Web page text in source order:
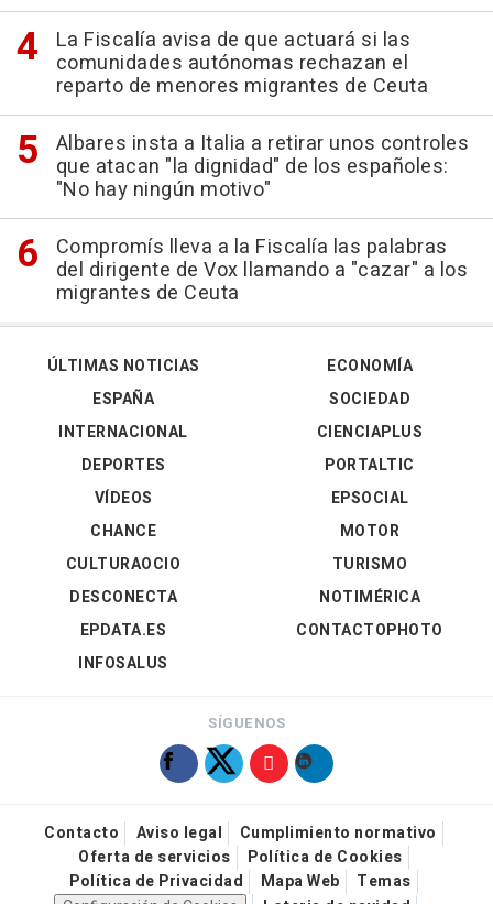
La Fiscalía avisa de que actuará si las
comunidades autónomas rechazan el
reparto de menores migrantes de Ceuta
Albares insta a Italia a retirar unos controles
que atacan "la dignidad" de los españoles:
"No hay ningún motivo"
Compromís lleva a la Fiscalía las palabras
del dirigente de Vox llamando a "cazar" a los
migrantes de Ceuta
ÚLTIMAS NOTICIAS
ESPAÑA
INTERNACIONAL
DEPORTES
VÍDEOS
ECONOMÍA
SOCIEDAD
CIENCIAPLUS
PORTALTIC
EPSOCIAL
CHANCE
CULTURAOCIO
DESCONECTA
EPDATA.ES
INFOSALUS
MOTOR
TURISMO
NOTIMÉRICA
CONTACTOPHOTO
SÍGUENOS
Contacto Aviso legal
Cumplimiento normativo
Oferta de servicios
Política de Cookies
Política de Privacidad
Mapa Web
Temas